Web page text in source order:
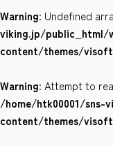
クリエイテ
お気に入り
Warning: Undefined
viking.jp/public_html/
content/themes/
Warning: Attempt to
/home/htk00001/sns-
content/themes/